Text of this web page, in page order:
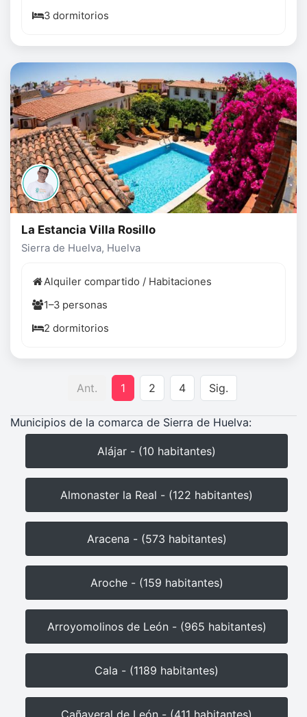
3 dormitorios
La Estancia Villa Rosillo
Sierra de Huelva, Huelva
Alquiler compartido / Habitaciones
1–3 personas
2 dormitorios
Ant. 1 2 4 Sig.
Municipios de la comarca de Sierra de Huelva:
Alájar - (10 habitantes)
Almonaster la Real - (122 habitantes)
Aracena - (573 habitantes)
Aroche - (159 habitantes)
Arroyomolinos de León - (965 habitantes)
Cala - (1189 habitantes)